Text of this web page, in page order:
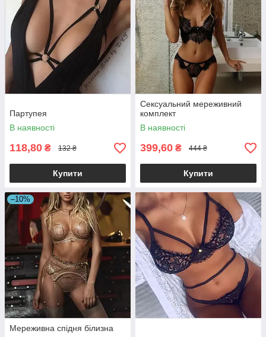
Партупея
В наявності
118,80 ₴ 132 ₴
Купити
Сексуальний мереживний
комплект
В наявності
399,60 ₴ 444 ₴
Купити
–10%
Мереживна спідня білизна